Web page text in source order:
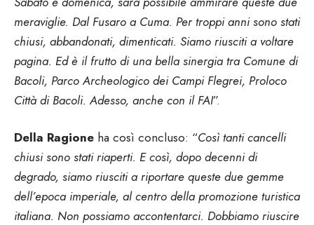
meraviglie. Dal Fusaro a Cuma. Per troppi anni sono stati
chiusi, abbandonati, dimenticati. Siamo riusciti a voltare
pagina. Ed è il frutto di una bella sinergia tra Comune di
Bacoli, Parco Archeologico dei Campi Flegrei, Proloco
Città di Bacoli. Adesso, anche con il FAI”.
Della Ragione ha così concluso: “Così tanti cancelli
chiusi sono stati riaperti. E così, dopo decenni di
degrado, siamo riusciti a riportare queste due gemme
dell’epoca imperiale, al centro della promozione turistica
italiana. Non possiamo accontentarci. Dobbiamo riuscire